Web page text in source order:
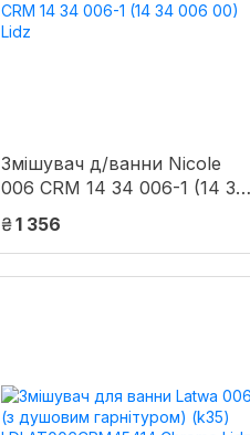
Змішувач д/ванни Nicole
006 CRM 14 34 006-1 (14 34
006 00) Lidz
₴1 356